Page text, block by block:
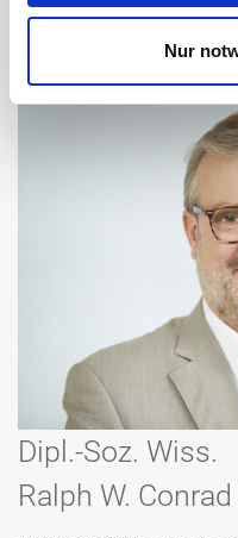
Nur
Dipl.-Soz. Wiss.
Ralph W. Conrad